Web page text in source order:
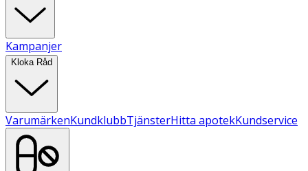
Kampanjer
Kloka Råd
VarumärkenKundklubbTjänsterHitta apotekKundservice